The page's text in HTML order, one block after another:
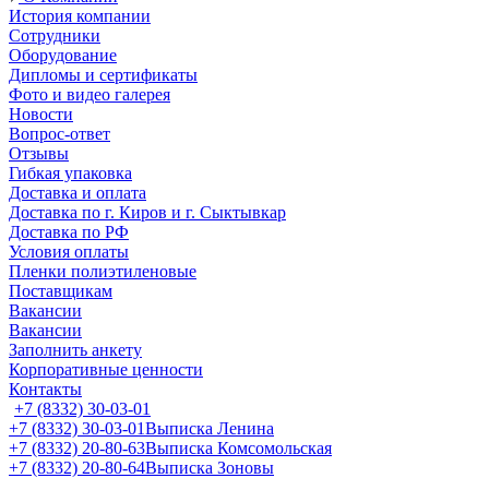
История компании
Сотрудники
Оборудование
Дипломы и сертификаты
Фото и видео галерея
Новости
Вопрос-ответ
Отзывы
Гибкая упаковка
Доставка и оплата
Доставка по г. Киров и г. Сыктывкар
Доставка по РФ
Условия оплаты
Пленки полиэтиленовые
Поставщикам
Вакансии
Вакансии
Заполнить анкету
Корпоративные ценности
Контакты
+7 (8332) 30-03-01
+7 (8332) 30-03-01Выписка Ленина
+7 (8332) 20-80-63Выписка Комсомольская
+7 (8332) 20-80-64Выписка Зоновы